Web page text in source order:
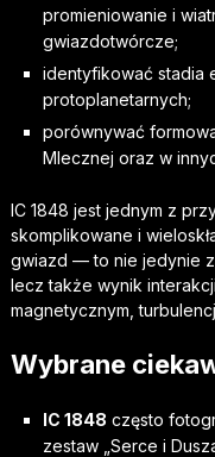
promieniowanie i
gwiazdotwórcze;
identyfikować stadia
protoplanetarnych;
porównywać
Mlecznej oraz w
IC 1848 jest jednym z
skomplikowane i
gwiazd — to nie jedynie
lecz także wynik
magnetycznym,
Wybrane
IC 1848 często
zestaw „Serce i